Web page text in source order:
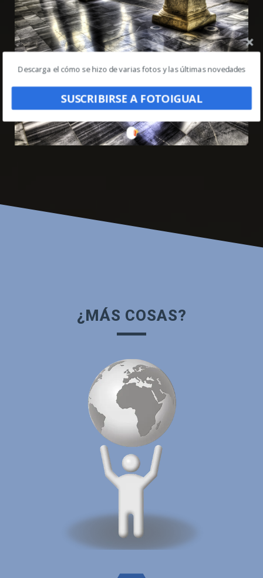
¿MÁS COSAS?
Descarga el cómo se hizo de varias fotos y las últimas novedades
SUSCRIBIRSE A FOTOIGUAL